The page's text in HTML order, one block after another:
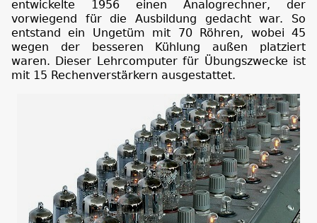
entwickelte 1956 einen Analogrechner, der
vorwiegend für die Ausbildung gedacht war. So
entstand ein Ungetüm mit 70 Röhren, wobei 45
wegen der besseren Kühlung außen platziert
waren. Dieser Lehrcomputer für Übungszwecke ist
mit 15 Rechenverstärkern ausgestattet.